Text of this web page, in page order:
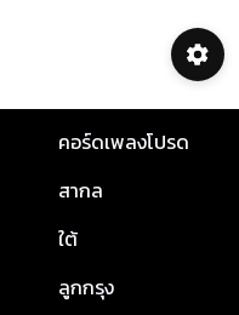
คอร์ดเพลงโปรด
สากล
ใต้
ลูกกรุง